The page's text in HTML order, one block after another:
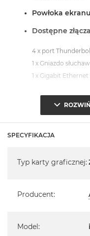
Powłoka
Dostępne
4 x port
1 x Gniazdo
1 x Gigabit Ethernet
System
- lub nowszy, z
iMac jest nowy
SPECYFIKACJA
Typ karty graficznej:
Producent:
Model: